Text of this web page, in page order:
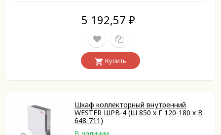
5 192,57 ₽
Купить
Шкаф коллекторный внутренний
WESTER ШРВ-4 (Ш 850 х Г 120-180 х В
648-711)